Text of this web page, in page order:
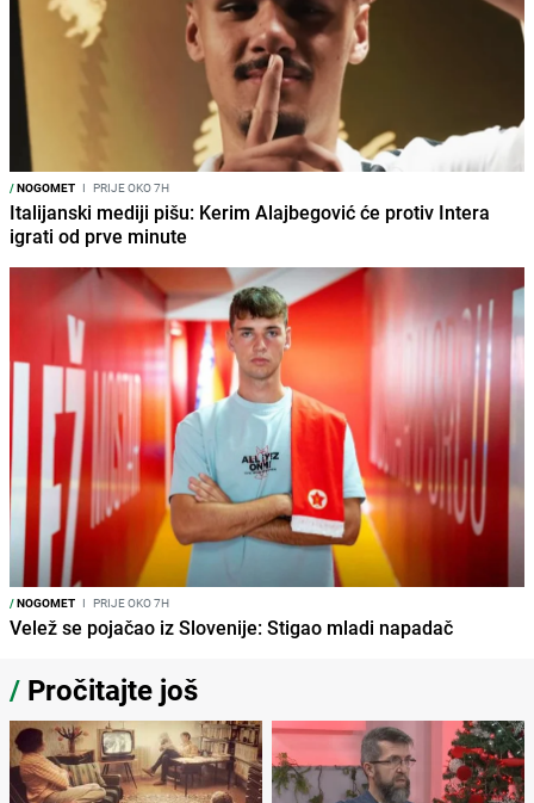
/NOGOMET I PRIJE OKO 7H
Italijanski mediji pišu: Kerim Alajbegović će protiv Intera
igrati od prve minute
/NOGOMET I PRIJE OKO 7H
Velež se pojačao iz Slovenije: Stigao mladi napadač
/ Pročitajte još